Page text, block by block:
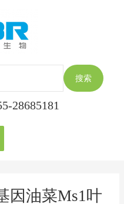
搜索
28685181
因油菜Ms1叶